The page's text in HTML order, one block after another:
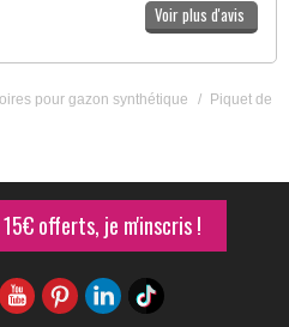
Voir plus d'avis
pour gazon synthétique /
Piquet de
15€ offerts, je m'inscris !